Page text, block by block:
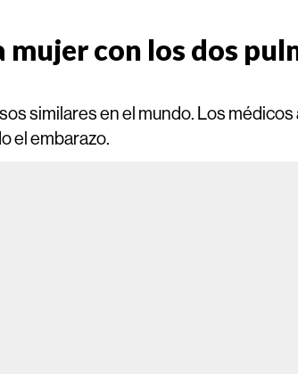
mujer con los dos
similares en el mundo. Los
el embarazo.